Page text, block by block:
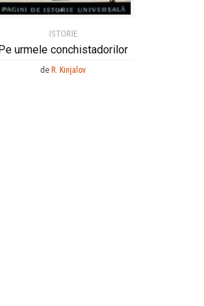
ISTORIE
urmele conchistadorilor
de R. Kinjalov